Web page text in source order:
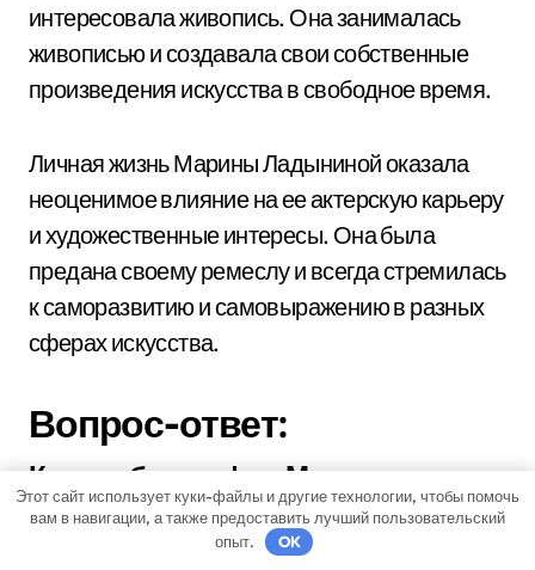
интересовала живопись. Она занималась
живописью и создавала свои собственные
произведения искусства в свободное время.
Личная жизнь Марины Ладыниной оказала
неоценимое влияние на ее актерскую карьеру
и художественные интересы. Она была
предана своему ремеслу и всегда стремилась
к саморазвитию и самовыражению в разных
сферах искусства.
Вопрос-ответ:
Какова биография Марины
Ладыниной?
Марина Ладынина родилась 10 октября 1908
Этот сайт использует куки-файлы и другие технологии, чтобы помочь
вам в навигации, а также предоставить лучший пользовательский
опыт.
OK